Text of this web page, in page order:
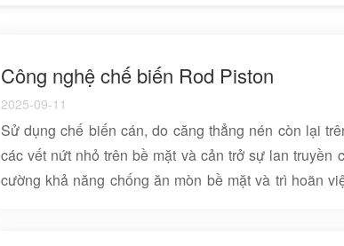
Công nghệ chế biến Rod Piston
2025-09-11
Sử dụng chế biến cán, do căng thẳng nén còn lại
các vết nứt nhỏ trên bề mặt và cản trở sự lan truyền
cường khả năng chống ăn mòn bề mặt và trì hoãn